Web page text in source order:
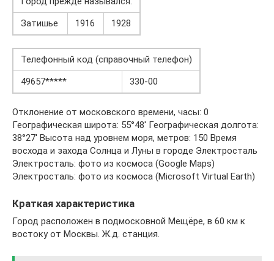
Затишье
1916 1928
Телефонный код (справочный телефон)
49657*****
330-00
Отклонение от московского времени, часы: 0
Географическая широта: 55°48′ Географическая долгота:
38°27′ Высота над уровнем моря, метров: 150 Время
восхода и захода Солнца и Луны в городе Электросталь
Электросталь: фото из космоса (Google Maps)
Электросталь: фото из космоса (Microsoft Virtual Earth)
Краткая характеристика
Город расположен в подмосковной Мещёре, в 60 км к
востоку от Москвы. Ж.д. станция.